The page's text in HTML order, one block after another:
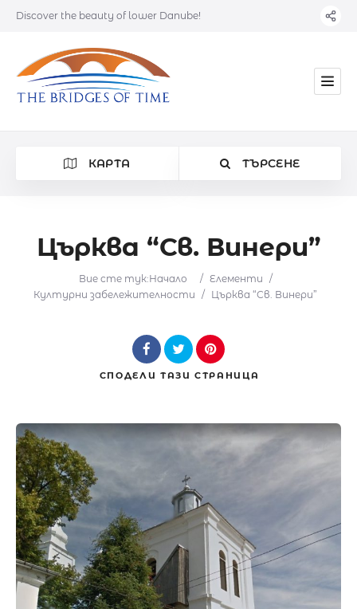
Discover the beauty of lower Danube!
КАРТА ТЪРСЕНЕ
Категория
Църква “Св. Винери”
Вие сте тук:Начало / Елементи /
Културни забележителности / Църква “Св. Винери”
СПОДЕЛИ ТАЗИ СТРАНИЦА